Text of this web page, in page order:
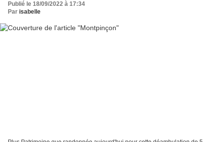
Publié le 18/09/2022 à 17:34
Par isabelle